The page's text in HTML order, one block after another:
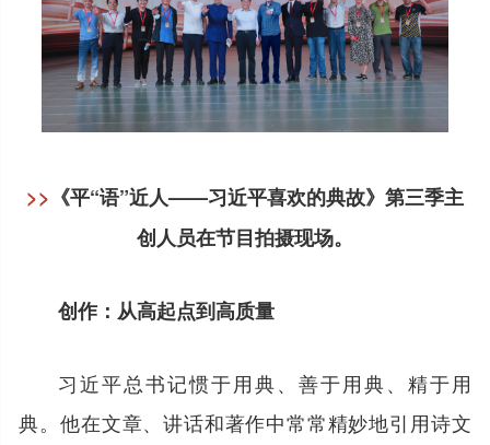
>> 《平“语”近人——习近平喜欢的典故》第三季主
创人员在节目拍摄现场。
创作：从高起点到高质量
习近平总书记惯于用典、善于用典、精于用
典。他在文章、讲话和著作中常常精妙地引用诗文